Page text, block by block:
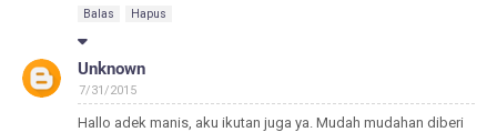
Balas Hapus
Unknown
7/31/2015
Hallo adek manis, aku ikutan juga ya. Mudah mudahan diberi